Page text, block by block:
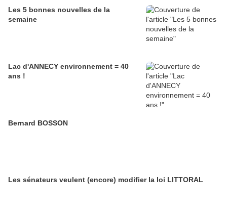
Les 5 bonnes nouvelles de la
semaine
Lac d'ANNECY environnement = 40
ans !
Bernard BOSSON
Les sénateurs veulent (encore) modifier la loi LITTORAL